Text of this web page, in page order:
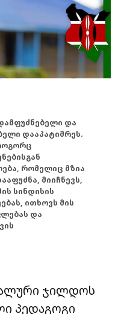
და
დააპატიმრეს.
რომელიც მზია
მიიჩნევს,
სინდისის
ითხოვს მის
და
ჯილდოს
პედაგოგი